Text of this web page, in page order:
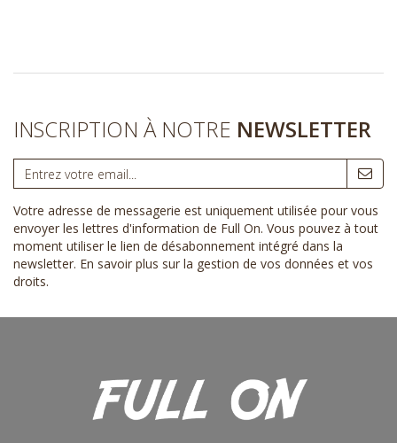
INSCRIPTION À NOTRE NEWSLETTER
Votre adresse de messagerie est uniquement utilisée pour vous
envoyer les lettres d'information de Full On. Vous pouvez à tout
moment utiliser le lien de désabonnement intégré dans la
newsletter. En savoir plus sur la gestion de vos données et vos
droits.